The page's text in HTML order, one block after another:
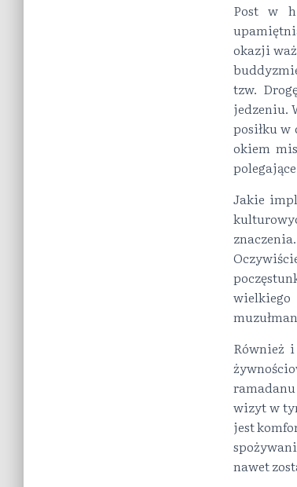
Post w
okazji
tzw.
jedzeniu.
posiłku
okiem
Jakie
Również
wizyt w
jest
nawet